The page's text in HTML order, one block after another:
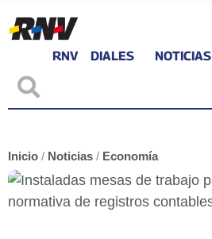
RNV DIALES NOTICIAS
Inicio / Noticias / Economía